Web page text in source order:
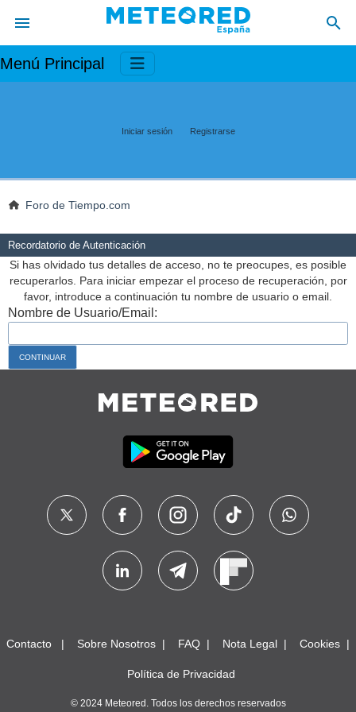
Menú Principal
Iniciar sesión Registrarse
Foro de Tiempo.com
Recordatorio de Autenticación
Si has olvidado tus detalles de acceso, no te preocupes, es posible
recuperarlos. Para iniciar empezar el proceso de recuperación, por
favor, introduce a continuación tu nombre de usuario o email.
Nombre de Usuario/Email:
Contacto Sobre Nosotros FAQ Nota Legal Cookies
Política de Privacidad
© 2024 Meteored. Todos los derechos reservados